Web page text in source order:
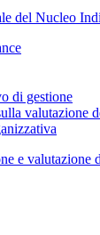
del Nucleo
di gestione
valutazione
e valutazione